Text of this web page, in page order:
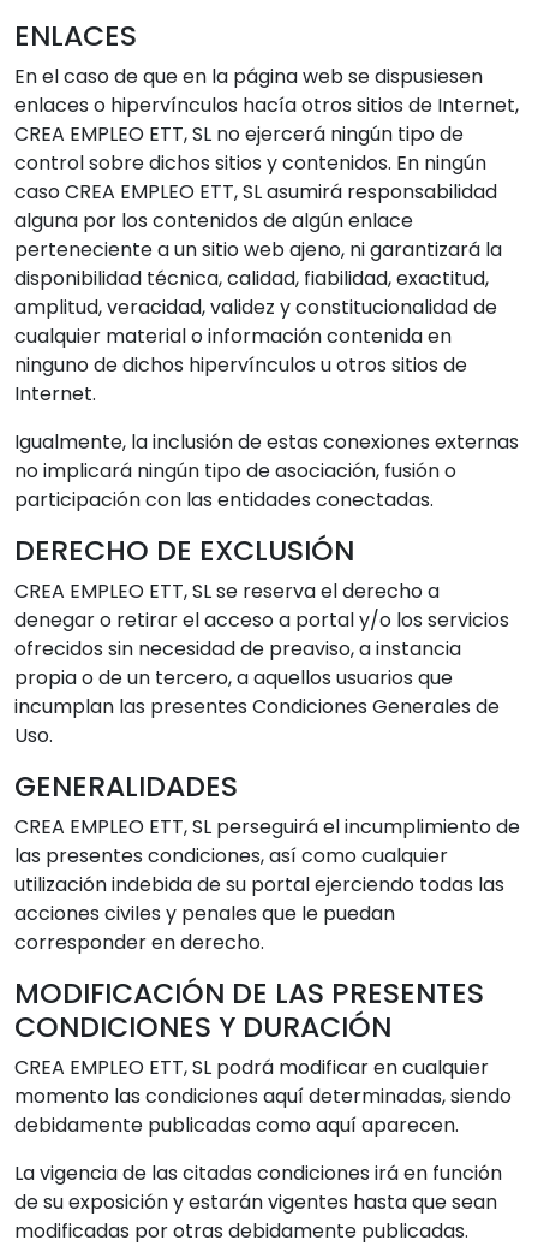
ENLACES
En el caso de que en la página web se dispusiesen
enlaces o hipervínculos hacía otros sitios de Internet,
CREA EMPLEO ETT, SL no ejercerá ningún tipo de
control sobre dichos sitios y contenidos. En ningún
caso CREA EMPLEO ETT, SL asumirá responsabilidad
alguna por los contenidos de algún enlace
perteneciente a un sitio web ajeno, ni garantizará la
disponibilidad técnica, calidad, fiabilidad, exactitud,
amplitud, veracidad, validez y constitucionalidad de
cualquier material o información contenida en
ninguno de dichos hipervínculos u otros sitios de
Internet.
Igualmente, la inclusión de estas conexiones externas
no implicará ningún tipo de asociación, fusión o
participación con las entidades conectadas.
DERECHO DE EXCLUSIÓN
CREA EMPLEO ETT, SL se reserva el derecho a
denegar o retirar el acceso a portal y/o los servicios
ofrecidos sin necesidad de preaviso, a instancia
propia o de un tercero, a aquellos usuarios que
incumplan las presentes Condiciones Generales de
Uso.
GENERALIDADES
CREA EMPLEO ETT, SL perseguirá el incumplimiento de
las presentes condiciones, así como cualquier
utilización indebida de su portal ejerciendo todas las
acciones civiles y penales que le puedan
corresponder en derecho.
MODIFICACIÓN DE LAS PRESENTES
CONDICIONES Y DURACIÓN
CREA EMPLEO ETT, SL podrá modificar en cualquier
momento las condiciones aquí determinadas, siendo
debidamente publicadas como aquí aparecen.
La vigencia de las citadas condiciones irá en función
de su exposición y estarán vigentes hasta que sean
modificadas por otras debidamente publicadas.